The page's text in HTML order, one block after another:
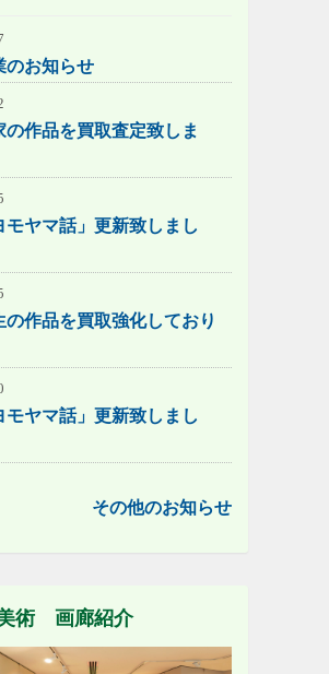
のお知らせ
の作品を買取査定致しま
モヤマ話」更新致しまし
の作品を買取強化しており
モヤマ話」更新致しまし
その他のお知らせ
術 画廊紹介